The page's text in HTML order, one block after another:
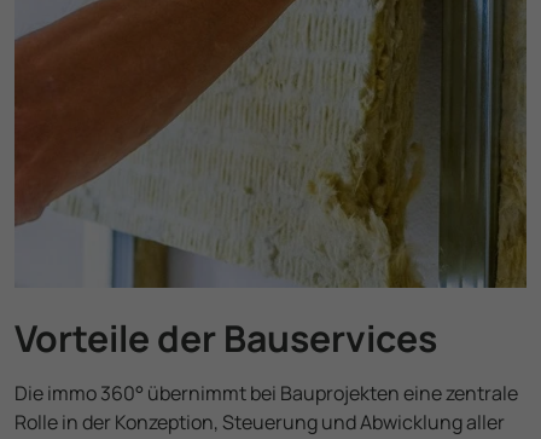
Vorteile der Bau­services
Die immo 360° übernimmt bei Bauprojekten eine zentrale
Rolle in der Konzeption, Steuerung und Abwicklung aller